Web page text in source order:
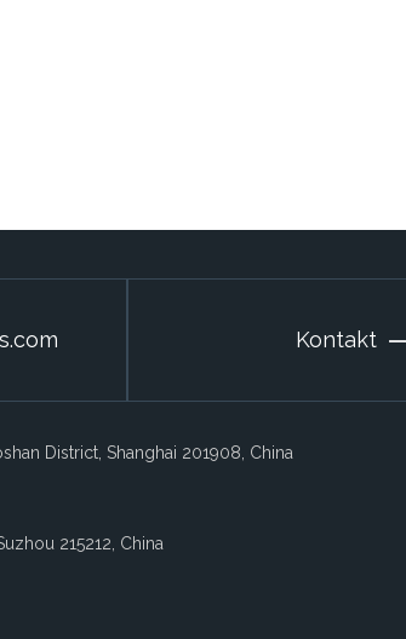
Kontakt
District, Shanghai 201908, China
215212, China